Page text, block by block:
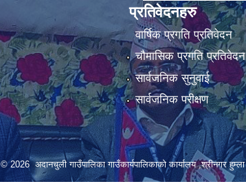
प्रतिवेदनहरु
वार्षिक प्रगति प्रतिवेदन
चौमासिक प्रगति प्रतिवेदन
सार्वजनिक सुनुवाई
सार्वजनिक परीक्षण
© 2026 अदानचुली गाउँपालिका गाउँकार्यपालिकाकाे कार्यालय ,श्रीनगर हुम्ला